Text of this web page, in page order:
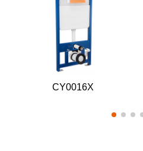
CY0016X